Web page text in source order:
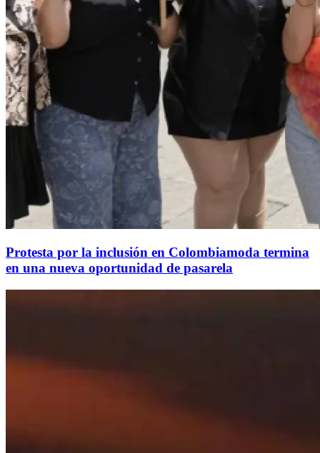
Protesta por la inclusión en Colombiamoda termina
en una nueva oportunidad de pasarela